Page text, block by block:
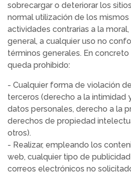
sobrecargar o deteriorar los
normal utilización de los mismos
actividades contrarias a la
general, a cualquier uso no
términos generales. En
queda prohibido:
- Cualquier forma de violación
terceros (derecho a la intimidad
datos personales, derecho a la
derechos de propiedad
otros).
- Realizar, empleando los
web, cualquier tipo de
correos electrónicos no